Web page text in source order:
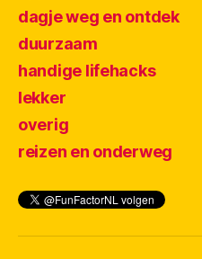
dagje weg en ontdek
duurzaam
handige lifehacks
lekker
overig
reizen en onderweg